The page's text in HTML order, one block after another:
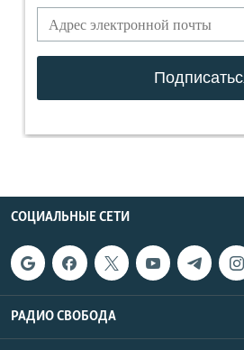
СОЦИАЛЬНЫЕ СЕТИ
РАДИО СВОБОДА